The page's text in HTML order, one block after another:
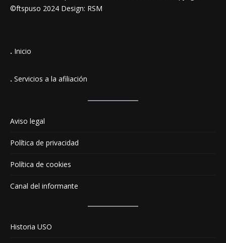
©ftspuso 2024 Design: RSM
. Inicio
. Servicios a la afiliación
Aviso legal
Política de privacidad
Política de cookies
Canal del informante
Historia USO